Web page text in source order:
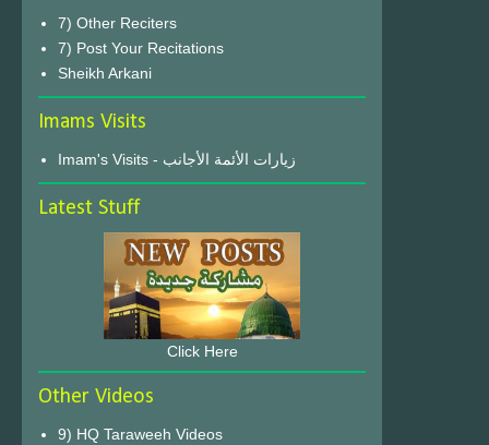
7) Other Reciters
7) Post Your Recitations
Sheikh Arkani
Imams Visits
Imam's Visits - زيارات الأئمة الأجانب
Latest Stuff
Click Here
Other Videos
9) HQ Taraweeh Videos